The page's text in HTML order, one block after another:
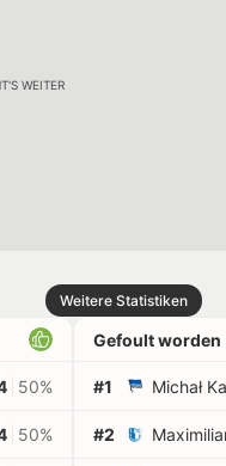
WEITER
Weitere Statistiken
50%
50%
Gefoult worden
#1 Michał
#2